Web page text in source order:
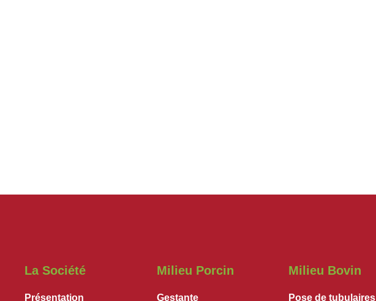
La Société
Présentation
Milieu Porcin
Gestante
Milieu Bovin
Pose de tubulaires